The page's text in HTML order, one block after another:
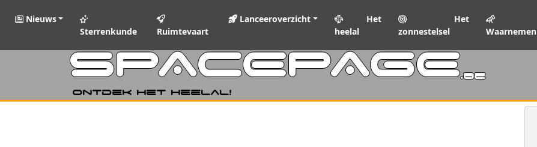
Nieuws
Sterrenkunde
Ruimtevaart
Lanceeroverzicht
Het
heelal
Het
zonnestelsel
Waarnemen
SPACEPAGE.be
Ontdek het heelal!